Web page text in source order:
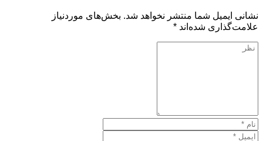
نشانی ایمیل شما منتشر نخواهد شد. بخش‌های موردنیاز
علامت‌گذاری شده‌اند *